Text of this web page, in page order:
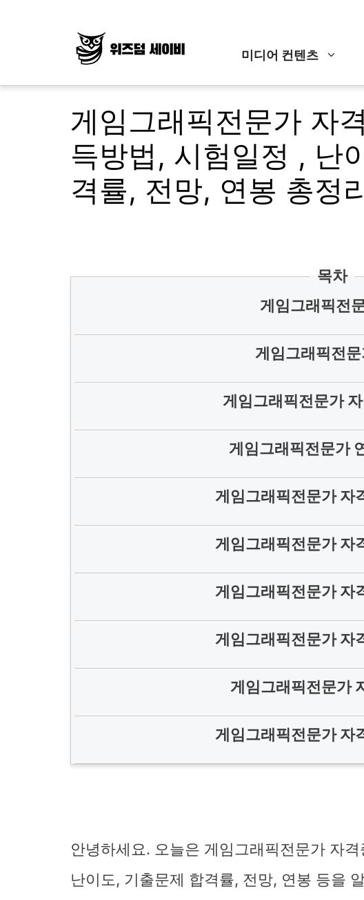
미디어 컨텐츠
게임그래픽전문가 자
득방법, 시험일정 , 난
격률, 전망, 연봉 총정
목차
게임그래픽전
게임그래픽전
게임그래픽전문가
게임그래픽전문가
게임그래픽전문가 자
게임그래픽전문가 자
게임그래픽전문가 자
게임그래픽전문가 자
게임그래픽전문가
게임그래픽전문가 자
안녕하세요. 오늘은 게임그래픽전문가 자
난이도, 기출문제 합격률, 전망, 연봉 등을